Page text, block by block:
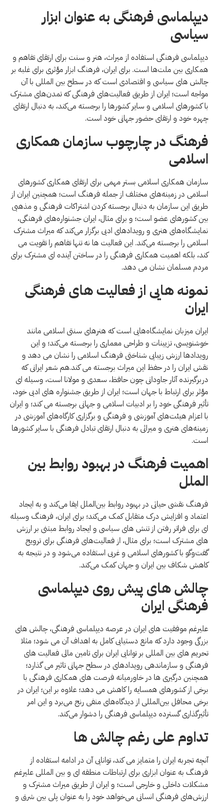
دیپلماسی فرهنگی به عنوان ابزار
سیاسی
دیپلماسی فرهنگی استفاده از میراث، هنر و سنت برای ارتقای تفاهم و
همکاری بین ملت‌ها است. برای ایران، فرهنگ ابزار مؤثری برای غلبه بر
چالش های سیاسی و اقتصادی است که در سطح بین المللی با آن
مواجه است؛ ایران از طریق فعالیت‌های فرهنگی که تمدن‌های مشترک
با کشورهای اسلامی و سایر کشورها را برجسته می‌کند، به دنبال ارتقای
چهره خود و ارتقای حضور جهانی خود است.
فرهنگ در چارچوب سازمان همکاری
اسلامی
سازمان همکاری اسلامی بستر مهمی برای ارتقای همکاری کشورهای
اسلامی در زمینه‌های مختلف از جمله فرهنگ است؛ همچنین ایران از
طریق این سازمان به دنبال برجسته کردن اشتراکات فرهنگی و مذهبی
بین کشورهای عضو است؛ و برای مثال، ایران جشنواره‌های فرهنگی،
نمایشگاه‌های هنری و رویدادهای ادبی برگزار می‌کند که میراث مشترک
اسلامی را برجسته می‌کند. این فعالیت ها نه تنها تفاهم را تقویت می
کند، بلکه اهمیت همکاری فرهنگی را در ساختن آینده ای مشترک برای
مردم مسلمان نشان می دهد.
نمونه هایی از فعالیت های فرهنگی
ایران
ایران میزبان نمایشگاه‌هایی است که هنرهای سنتی اسلامی مانند
خوشنویسی، تزیینات و طراحی معماری را برجسته می‌کند؛ و این
رویدادها ارزش زیبایی شناختی فرهنگ اسلامی را نشان می دهد و
نقش ایران را در حفظ این میراث برجسته می کند.هم شعر ایرانی که
دربرگیرنده آثار جاودانی چون حافظ، سعدی و مولانا است، وسیله ای
مؤثر برای ارتباط با جهان است؛ ایران از طریق جشنواره های ادبی خود،
تأثیر فرهنگی خود را بر ادبیات اسلامی و جهانی برجسته می کند؛ و ایران
با اعزام هیئت‌های آموزشی و فرهنگی و برگزاری کارگاه‌های آموزشی در
زمینه‌های هنری و میراثی به دنبال ارتقای تبادل فرهنگی با سایر کشورها
است.
اهمیت فرهنگ در بهبود روابط بین
الملل
فرهنگ نقشی حیاتی در بهبود روابط بین‌الملل ایفا می‌کند و به ایجاد
اعتماد و افزایش درک متقابل کمک می‌کند؛ برای ایران، فرهنگ وسیله
ای برای فراتر رفتن از تنش های سیاسی و ایجاد روابط مبتنی بر ارزش
های مشترک است؛ برای مثال، از فعالیت‌های فرهنگی برای ترویج
گفت‌وگو با کشورهای اسلامی و غربی استفاده می‌شود و در نتیجه به
کاهش شکاف بین ایران و جهان کمک می‌کند.
چالش های پیش روی دیپلماسی
فرهنگی ایران
علیرغم موفقیت های ایران در عرصه دیپلماسی فرهنگی، چالش های
بزرگی وجود دارد که مانع دستیابی کامل به اهداف آن می شود؛ مثلا
تحریم های بین المللی بر توانایی ایران برای تامین مالی فعالیت های
فرهنگی و سازماندهی رویدادهای در سطح جهانی تاثیر می گذارد؛
همچنین درگیری ها در خاورمیانه فرصت های همکاری فرهنگی با
برخی از کشورهای همسایه را کاهش می دهد؛ علاوه بر این؛ ایران در
برخی محافل بین‌المللی از دیدگاه‌های منفی رنج می‌برد و این امر
تأثیرگذاری گسترده دیپلماسی فرهنگی را دشوار می‌کند.
تداوم علی رغم چالش ها
آنچه تجربه ایران را متمایز می کند، توانایی آن در ادامه استفاده از
فرهنگ به عنوان ابزاری برای ارتباطات منطقه ای و بین المللی علیرغم
مشکلات داخلی و خارجی است؛ و ایران از طریق میراث مشترک و
ارزش‌های فرهنگی انسانی می‌خواهد خود را به عنوان پلی بین شرق و